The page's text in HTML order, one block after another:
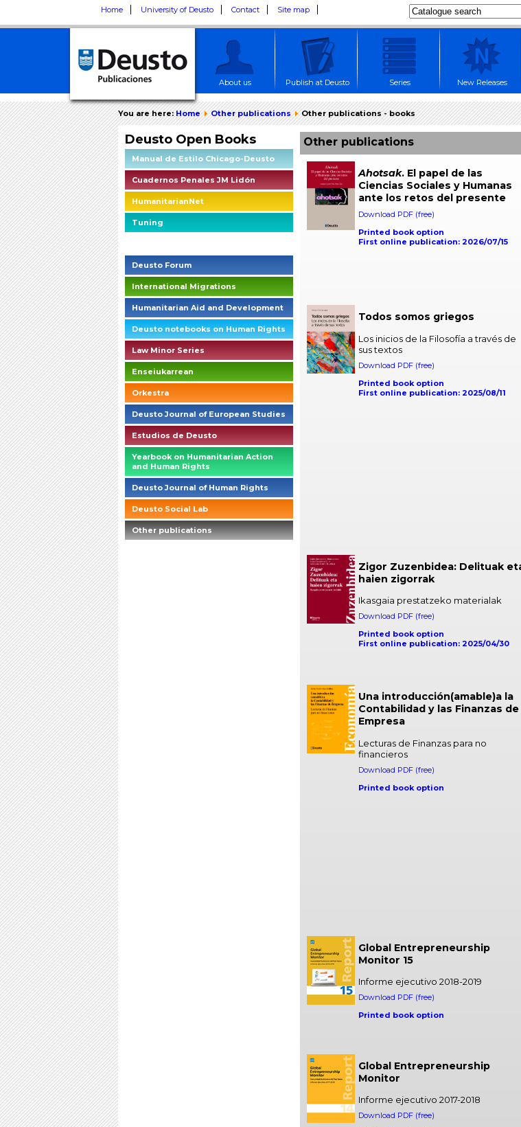
Home University of Deusto Contact Site map
About us Publish at Deusto Series New Releases
You are here:Home Other publications Other publications - books
Deusto Open Books
Manual de Estilo Chicago-Deusto
Cuadernos Penales JM Lidón
HumanitarianNet
Tuning
Deusto Forum
International Migrations
Humanitarian Aid and Development
Deusto notebooks on Human Rights
Law Minor Series
Enseiukarrean
Orkestra
Deusto Journal of European Studies
Estudios de Deusto
Yearbook on Humanitarian Action
and Human Rights
Deusto Journal of Human Rights
Deusto Social Lab
Other publications
Other publications
Ahotsak. El papel de las
Ciencias Sociales y Humanas
ante los retos del presente
Download PDF (free)
Printed book option
First online publication: 2026/07/15
Todos somos griegos
Los inicios de la Filosofía a través de
sus textos
Download PDF (free)
Printed book option
First online publication: 2025/08/11
Zigor Zuzenbidea: Delituak
haien zigorrak
Ikasgaia prestatzeko materialak
Download PDF (free)
Printed book option
First online publication: 2025/04/30
Una introducción(amable)a la
Contabilidad y las Finanzas de
Empresa
Lecturas de Finanzas para no
financieros
Download PDF (free)
Printed book option
Global Entrepreneurship
Monitor 15
Informe ejecutivo 2018-2019
Download PDF (free)
Printed book option
Global Entrepreneurship
Monitor
Informe ejecutivo 2017-2018
Download PDF (free)